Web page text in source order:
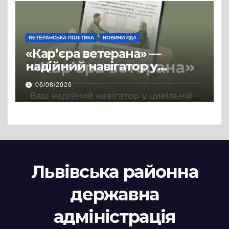
ВЕТЕРАНСЬКА ПОЛІТИКА НОВИНИ РДА
«Кар’єра ветерана» —
надійний навігатор у
цивільній професії
06/08/2026
Львівська районна
державна
адміністрація